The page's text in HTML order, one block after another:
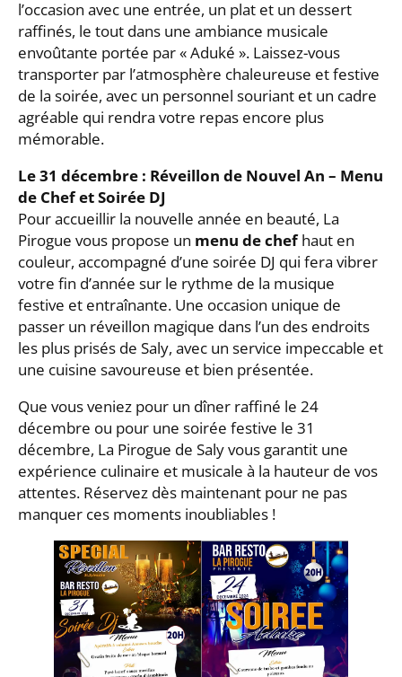
l’occasion avec une entrée, un plat et un dessert
raffinés, le tout dans une ambiance musicale
envoûtante portée par « Aduké ». Laissez-vous
transporter par l’atmosphère chaleureuse et festive
de la soirée, avec un personnel souriant et un cadre
agréable qui rendra votre repas encore plus
mémorable.
Le 31 décembre : Réveillon de Nouvel An – Menu
de Chef et Soirée DJ
Pour accueillir la nouvelle année en beauté, La
Pirogue vous propose un menu de chefhaut en
couleur, accompagné d’une soirée DJ qui fera vibrer
votre fin d’année sur le rythme de la musique
festive et entraînante. Une occasion unique de
passer un réveillon magique dans l’un des endroits
les plus prisés de Saly, avec un service impeccable et
une cuisine savoureuse et bien présentée.
Que vous veniez pour un dîner raffiné le 24
décembre ou pour une soirée festive le 31
décembre, La Pirogue de Saly vous garantit une
expérience culinaire et musicale à la hauteur de vos
attentes. Réservez dès maintenant pour ne pas
manquer ces moments inoubliables !